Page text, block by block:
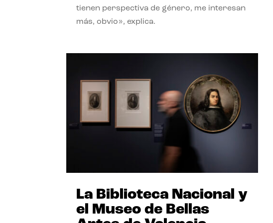
tienen perspectiva de género, me interesan
más, obvio», explica.
La Biblioteca Nacional y
el Museo de Bellas